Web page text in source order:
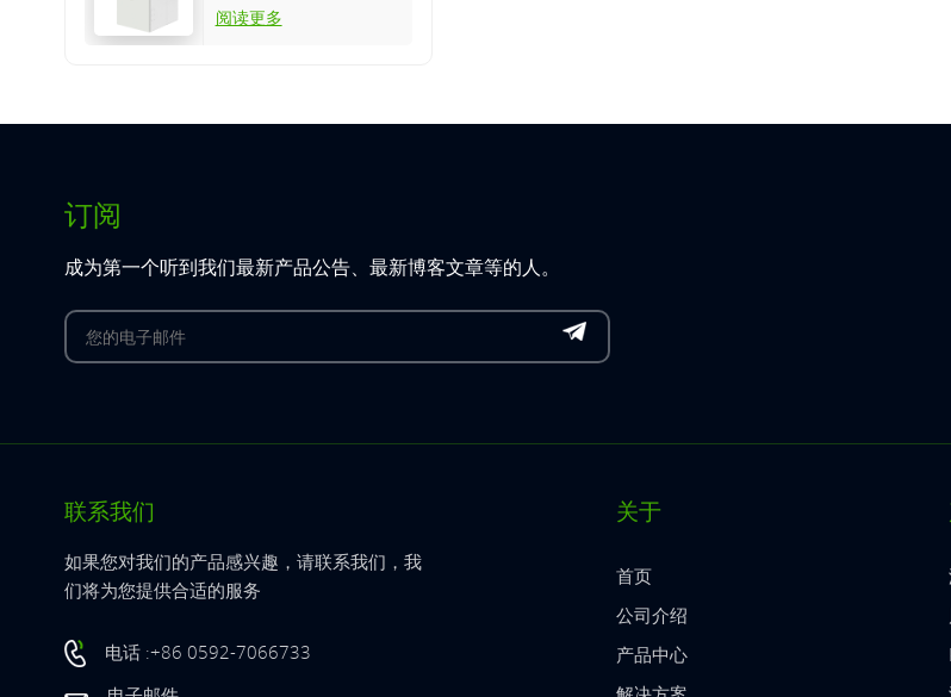
阅读更多
订阅
成为第一个听到我们最新产品公告、最新博客文章等的人。
联系我们
如果您对我们的产品感兴趣，请联系我们，我
们将为您提供合适的服务
电话 :+86 0592-7066733
关于
首页
公司介绍
产品中心